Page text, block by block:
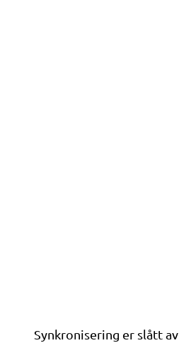
Synkronisering er slått av